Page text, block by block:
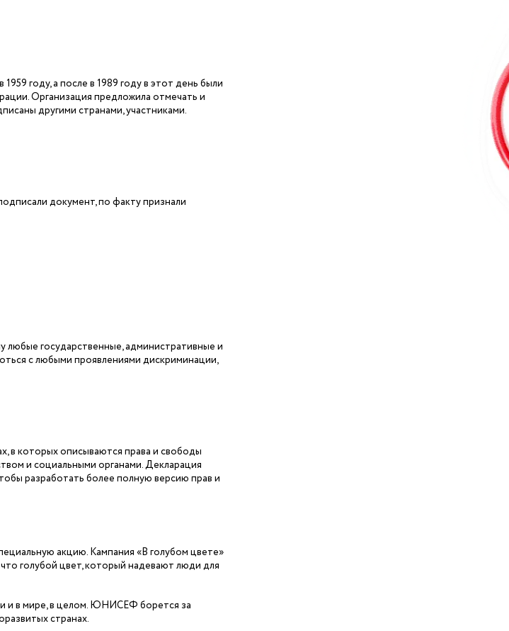
году, а после в 1989 году в этот день были
Организация предложила отмечать и
другими странами, участниками.
документ, по факту признали
государственные, административные и
с любыми проявлениями дискриминации,
в которых описываются права и свободы
и социальными органами. Декларация
разработать более полную версию прав и
акцию. Кампания «В голубом цвете»
голубой цвет, который надевают люди для
и в мире, в целом. ЮНИСЕФ борется за
странах.